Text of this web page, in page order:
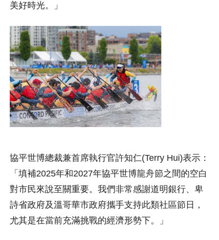
美好時光。」
協平世博總裁兼首席執行官許知仁(Terry Hui)表示：
「填補2025年和2027年協平世博龍舟節之間的空白
對市民來說至關重要。我們非常感謝道明銀行、卑
詩省政府及溫哥華市政府攜手支持此類社區節日，
尤其是在當前充滿挑戰的經濟形勢下。」